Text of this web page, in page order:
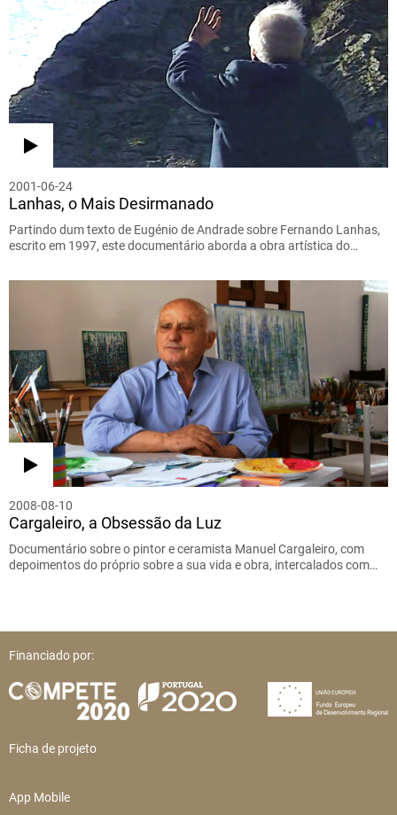
2001-06-24
Lanhas, o Mais Desirmanado
Partindo dum texto de Eugénio de Andrade sobre Fernando Lanhas,
escrito em 1997, este documentário aborda a obra artística do…
2008-08-10
Cargaleiro, a Obsessão da Luz
Documentário sobre o pintor e ceramista Manuel Cargaleiro, com
depoimentos do próprio sobre a sua vida e obra, intercalados com…
Financiado por:
Ficha de projeto
App Mobile